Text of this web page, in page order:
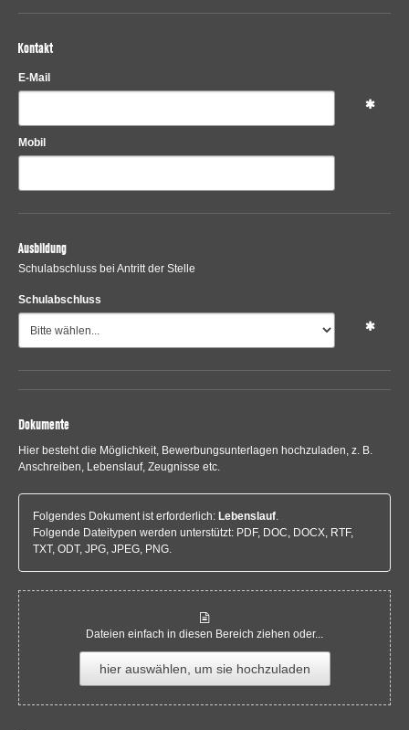
Kontakt
E-Mail
Mobil
Ausbildung
Schulabschluss bei Antritt der Stelle
Schulabschluss
Dokumente
Hier besteht die Möglichkeit, Bewerbungsunterlagen hochzuladen, z. B.
Anschreiben, Lebenslauf, Zeugnisse etc.
Folgendes Dokument ist erforderlich: Lebenslauf.
Folgende Dateitypen werden unterstützt: PDF, DOC, DOCX, RTF,
TXT, ODT, JPG, JPEG, PNG.
Dateien einfach in diesen Bereich ziehen oder...
hier auswählen, um sie hochzuladen